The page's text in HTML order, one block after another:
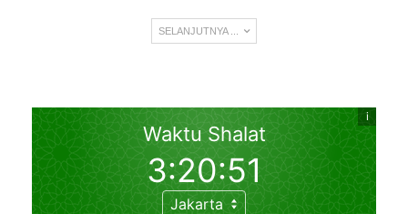
SELANJUTNYA ...